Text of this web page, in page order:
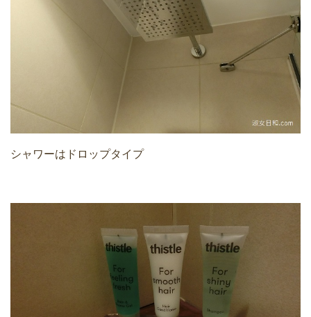
シャワーはドロップタイプ